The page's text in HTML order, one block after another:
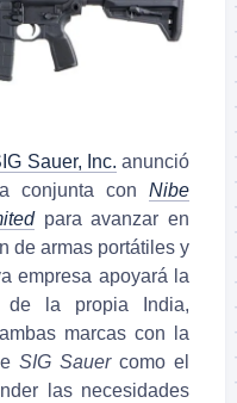
Sauer, Inc. anunció
conjunta con Nibe
para avanzar en
de armas portátiles y
empresa apoyará la
de la propia India,
marcas con la
SIG Sauercomo el
las necesidades